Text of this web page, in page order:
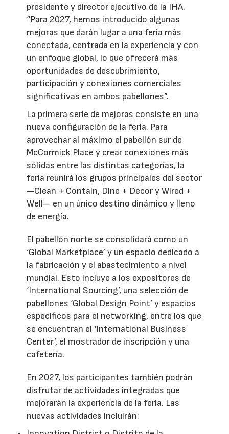
presidente y director ejecutivo de la IHA.
“Para 2027, hemos introducido algunas
mejoras que darán lugar a una feria más
conectada, centrada en la experiencia y con
un enfoque global, lo que ofrecerá más
oportunidades de descubrimiento,
participación y conexiones comerciales
significativas en ambos pabellones”.
La primera serie de mejoras consiste en una
nueva configuración de la feria. Para
aprovechar al máximo el pabellón sur de
McCormick Place y crear conexiones más
sólidas entre las distintas categorías, la
feria reunirá los grupos principales del sector
—Clean + Contain, Dine + Décor y Wired +
Well— en un único destino dinámico y lleno
de energía.
El pabellón norte se consolidará como un
‘Global Marketplace’ y un espacio dedicado a
la fabricación y el abastecimiento a nivel
mundial. Esto incluye a los expositores de
‘International Sourcing’, una selección de
pabellones ‘Global Design Point’ y espacios
específicos para el networking, entre los que
se encuentran el ‘International Business
Center’, el mostrador de inscripción y una
cafetería.
En 2027, los participantes también podrán
disfrutar de actividades integradas que
mejorarán la experiencia de la feria. Las
nuevas actividades incluirán: